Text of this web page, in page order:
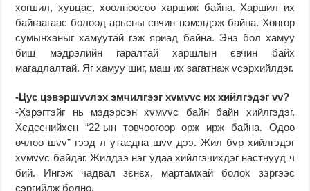
хогшил, хувцас, хоолноосоо харшиж байна. Харшил их
байгаагаас болоод арьсны євчин нэмэгдэж байна. Хонгор
сумынханыг хамуутай гэж яриад байна. Энэ бол хамуу
биш мэдрэлийн гаралтай харшлын євчин байх
магадлалтай. Яг хамуу шиг, маш их загатнаж vсэрхийлдэг.
-Цус цэвэршvvлэх эмчилгээг хvмvvс их хийлгэдэг vv?
-Хэрэгтэйг нь мэдэрсэн хvмvvс байн байн хийлгэдэг.
Хєдєєнийхєн “22-ын товчоогоор орж ирж байна. Одоо
очлоо шvv” гээд л утасдна шvv дээ. Жил бvр хийлгэдэг
хvмvvс байдаг. Жилдээ нэг удаа хийлгэчихдэг настнууд ч
бий. Ингэж чадвал зєнєх, мартамхай болох зэргээс
сэргийлж болно.